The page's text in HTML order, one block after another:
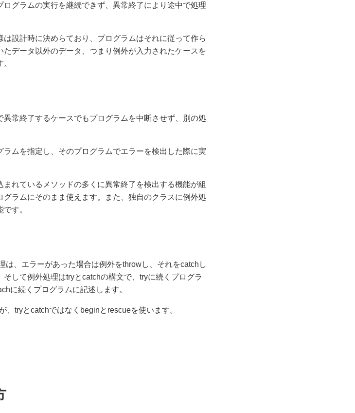
グラムの実行を継続できず、異常終了により途中で処理
設計時に決めらており、プログラムはそれに従って作ら
データ以外のデータ、つまり例外が入力されたケースを
常終了するケースでもプログラムを中断させず、別の処
ムを指定し、そのプログラムでエラーを検出した際に実
れているメソッドの多くに異常終了を検出する機能が組
ラムにそのまま使えます。また、独自のクラスに例外処
す。
は、エラーがあった場合は例外をthrowし、それをcatchし
して例外処理はtryとcatchの構文で、tryに続くプログラ
に続くプログラムに記述します。
、tryとcatchではなくbeginとrescueを使います。